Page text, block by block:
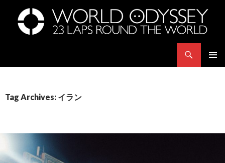
世界23周の旅｜WORLD ODYSSEY: 23 Laps Rond The World
Tag Archives: イラン